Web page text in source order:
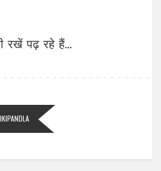
रखें पढ़ रहे हैं...